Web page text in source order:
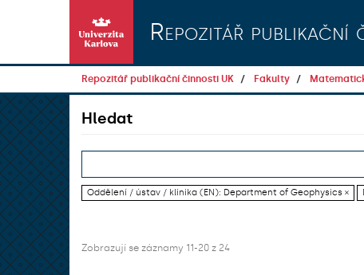
Repozitář publikační
Repozitář publikační činnosti UK Fakulty
Hledat
Oddělení / ústav / klinika (EN): Department of Geophysics ×
Zobrazují se záznamy 11-20 z 24